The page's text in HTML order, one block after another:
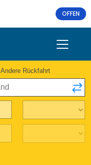
OFFEN
Andere Rückfahrt